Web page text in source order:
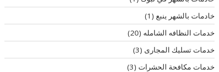
خادمات بالشهر ينبع (1)
خدمات النظافه الشامله (20)
خدمات تسليك المجارى (3)
خدمات مكافحة الحشرات (3)